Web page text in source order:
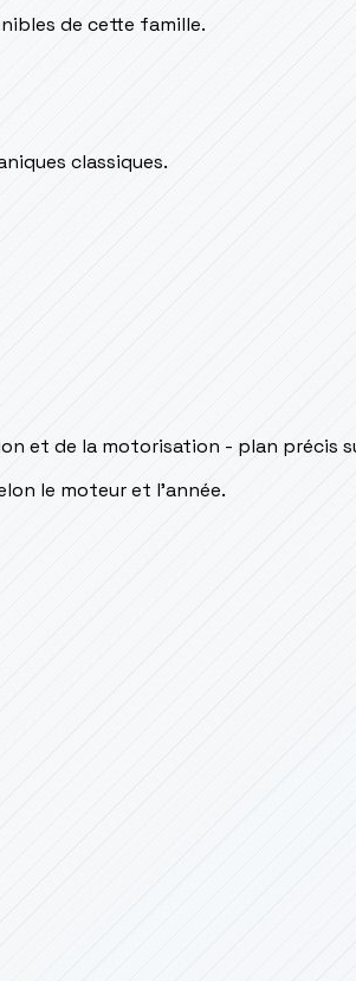
de cette famille.
classiques.
et de la motorisation - plan précis
le moteur et l’année.